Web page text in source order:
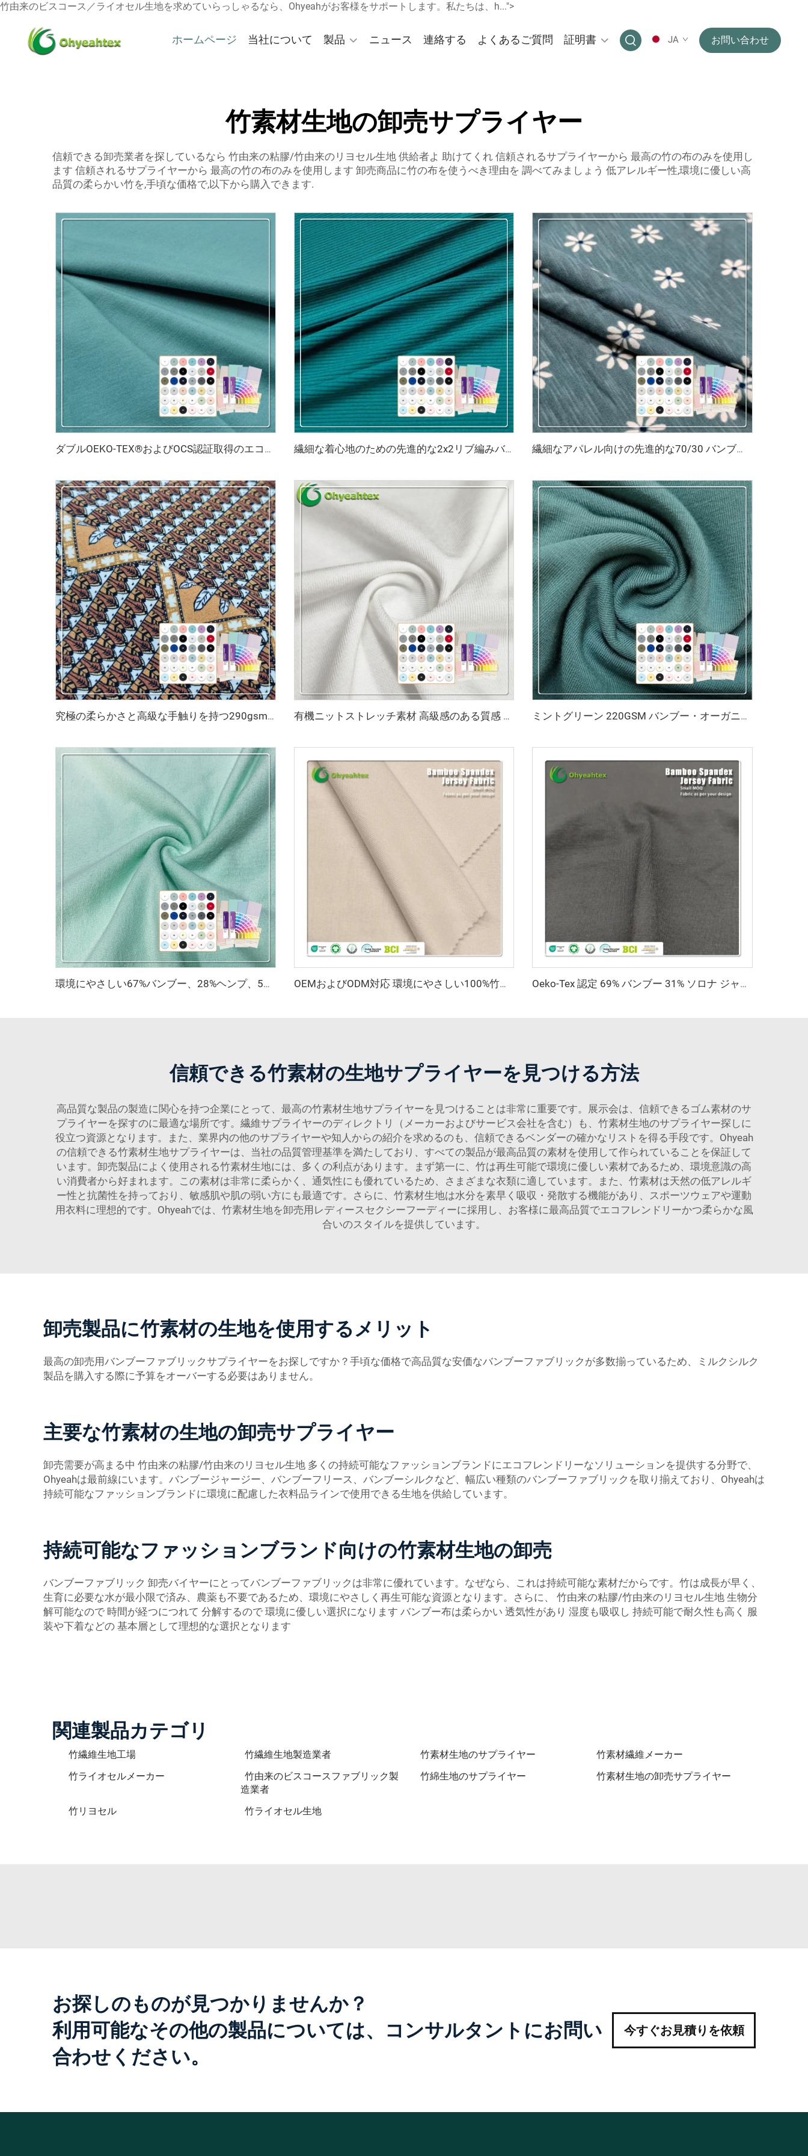
竹由来のビスコース／ライオセル生地を求めていらっしゃるなら、Ohyeahがお客様をサポートします。私たちは、h...">
ホームページ 当社について 製品 ニュース 連絡する よくあるご質問 証明書 JA お問い合わせ
竹素材生地の卸売サプライヤー
信頼できる卸売業者を探しているなら 竹由来の粘膠/竹由来のリヨセル生地 供給者よ 助けてくれ 信頼されるサプライヤーから 最高の竹の布のみを使用し
ます 信頼されるサプライヤーから 最高の竹の布のみを使用します 卸売商品に竹の布を使うべき理由を 調べてみましょう 低アレルギー性,環境に優しい高
品質の柔らかい竹を,手頃な価格で,以下から購入できます.
ダブルOEKO-TEX®およびOCS認証取得のエコアドバンスド竹繊維ヨガジャージー 繊細な着心地のための先進的な2x2リブ編みバンブー・スパンデックスブレンド 繊細なアパレル向けの先進的な70/30 バンブー・コットンジャージーと活性型デジタルプリント
究極の柔らかさと高級な手触りを持つ290gsm、65%バンブー、27%オーガニックコットン、8%スパンデックスのプリント生地はTシャツに最適です 有機ニットストレッチ素材 高級感のある質感 45%バンブー 20%シーセル 29%ソロナ 6%スパンデックス 環境にやさしい生地 2023年版（アクティブウェア・Tシャツ用） ミントグリーン 220GSM バンブー・オーガニックコットン・スパンデックス ジャージ生地（アパレル・スポーツウェア用、抗菌・環境にやさしい仕様）
環境にやさしい67%バンブー、28%ヘンプ、5%スパンデックス製の通気性・抗菌・吸湿性に優れたフリース生地（ランジェリー・アクティブウェア用） OEMおよびODM対応 環境にやさしい100%竹繊維ジャージ生地 抗菌 吸湿性 通気性 備えた衣料品向け素材 Oeko-Tex 認定 69% バンブー 31% ソロナ ジャージ生地 - 女性用・キッズ服向け抗菌軽量生地
信頼できる竹素材の生地サプライヤーを見つける方法
高品質な製品の製造に関心を持つ企業にとって、最高の竹素材生地サプライヤーを見つけることは非常に重要です。展示会は、信頼できるゴム素材のサ
プライヤーを探すのに最適な場所です。繊維サプライヤーのディレクトリ（メーカーおよびサービス会社を含む）も、竹素材生地のサプライヤー探しに
役立つ資源となります。また、業界内の他のサプライヤーや知人からの紹介を求めるのも、信頼できるベンダーの確かなリストを得る手段です。Ohyeah
の信頼できる竹素材生地サプライヤーは、当社の品質管理基準を満たしており、すべての製品が最高品質の素材を使用して作られていることを保証して
います。卸売製品によく使用される竹素材生地には、多くの利点があります。まず第一に、竹は再生可能で環境に優しい素材であるため、環境意識の高
い消費者から好まれます。この素材は非常に柔らかく、通気性にも優れているため、さまざまな衣類に適しています。また、竹素材は天然の低アレルギ
ー性と抗菌性を持っており、敏感肌や肌の弱い方にも最適です。さらに、竹素材生地は水分を素早く吸収・発散する機能があり、スポーツウェアや運動
用衣料に理想的です。Ohyeahでは、竹素材生地を卸売用レディースセクシーフーディーに採用し、お客様に最高品質でエコフレンドリーかつ柔らかな風
合いのスタイルを提供しています。
卸売製品に竹素材の生地を使用するメリット
最高の卸売用バンブーファブリックサプライヤーをお探しですか？手頃な価格で高品質な安価なバンブーファブリックが多数揃っているため、ミルクシルク
製品を購入する際に予算をオーバーする必要はありません。
主要な竹素材の生地の卸売サプライヤー
卸売需要が高まる中 竹由来の粘膠/竹由来のリヨセル生地 多くの持続可能なファッションブランドにエコフレンドリーなソリューションを提供する分野で、
Ohyeahは最前線にいます。バンブージャージー、バンブーフリース、バンブーシルクなど、幅広い種類のバンブーファブリックを取り揃えており、Ohyeahは
持続可能なファッションブランドに環境に配慮した衣料品ラインで使用できる生地を供給しています。
持続可能なファッションブランド向けの竹素材生地の卸売
バンブーファブリック 卸売バイヤーにとってバンブーファブリックは非常に優れています。なぜなら、これは持続可能な素材だからです。竹は成長が早く、
生育に必要な水が最小限で済み、農薬も不要であるため、環境にやさしく再生可能な資源となります。さらに、 竹由来の粘膠/竹由来のリヨセル生地 生物分
解可能なので 時間が経つにつれて 分解するので 環境に優しい選択になります バンブー布は柔らかい 透気性があり 湿度も吸収し 持続可能で耐久性も高く 服
装や下着などの 基本層として理想的な選択となります
関連製品カテゴリ
竹繊維生地工場 竹繊維生地製造業者 竹素材生地のサプライヤー
竹素材繊維メーカー
竹ライオセルメーカー
竹由来のビスコースファブリック製
造業者
竹綿生地のサプライヤー 竹素材生地の卸売サプライヤー
竹リヨセル 竹ライオセル生地
お探しのものが見つかりませんか？
利用可能なその他の製品については、コンサルタントにお問い
合わせください。
今すぐお見積りを依頼